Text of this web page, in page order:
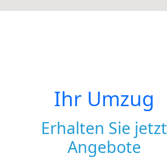
Ihr Umzug
Erhalten Sie jetzt
Angebote